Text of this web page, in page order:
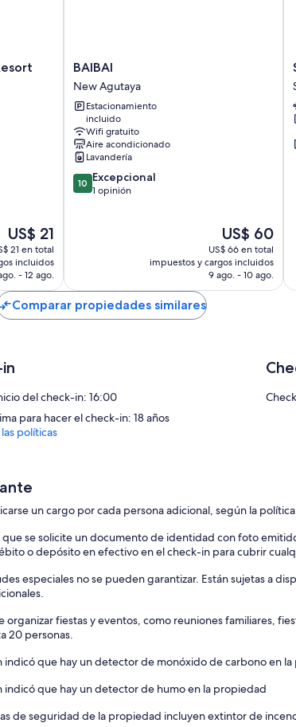
El
precio
actual
es
de
US$ 21
US$ 21
21 en total
incluidos
- 12 ago.
BAIBAI
New
Agutaya
BAIBAI
New Agutaya
Estacionamiento
incluido
Wifi gratuito
Aire acondicionado
Lavandería
10.0
de
10 Excepcional
1 opinión
El
precio
actual
es
de
US$ 60
US$ 66 en total
impuestos y cargos incluidos
9 ago. - 10 ago.
Comparar propiedades similares
del check-in: 16:00
para hacer el check-in: 18 años
políticas
un cargo por cada persona adicional, según la
que se solicite un documento de identidad con foto
o depósito en efectivo en el check-in para cubrir
especiales no se pueden garantizar. Están sujetas a
organizar fiestas y eventos, como reuniones familiares,
20 personas.
indicó que hay un detector de monóxido de carbono en
indicó que hay un detector de humo en la propiedad
de seguridad de la propiedad incluyen extintor de